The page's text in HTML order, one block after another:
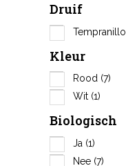
Druif
Tempranillo
Kleur
Rood (7)
Wit (1)
Biologisch
Ja (1)
Nee (7)